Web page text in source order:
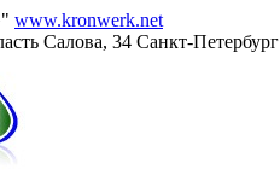
www.kronwerk.net
Салова, 34 Санкт-Петербург